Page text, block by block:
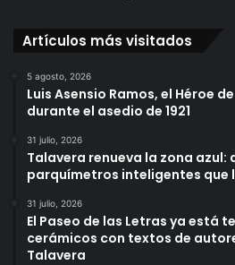
Artículos más visitados
5 agosto, 2026
Luis Asensio Ramos, el Héroe
durante el asedio de 1921
31 julio, 2026
Talavera renueva la zona azul:
parquímetros inteligentes que
31 julio, 2026
El Paseo de las Letras ya está
cerámicos con textos de
Talavera